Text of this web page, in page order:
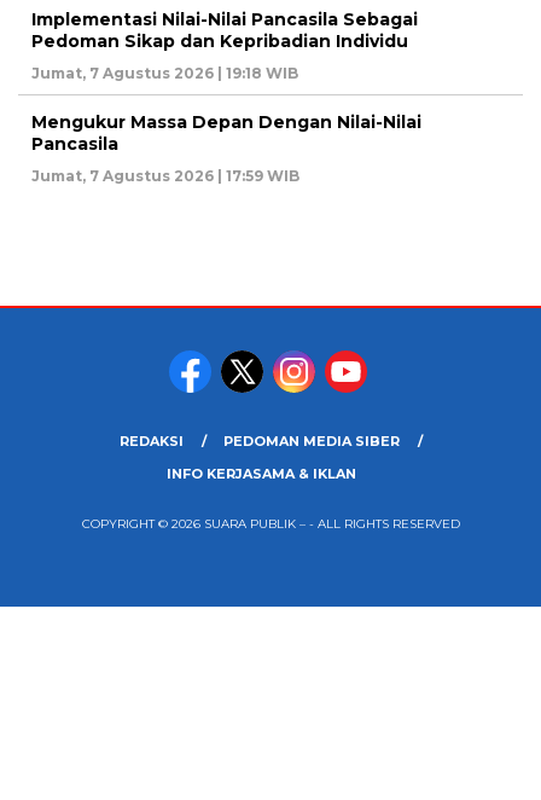
Implementasi Nilai-Nilai Pancasila Sebagai
Pedoman Sikap dan Kepribadian Individu
Jumat, 7 Agustus 2026 | 19:18 WIB
Mengukur Massa Depan Dengan Nilai-Nilai
Pancasila
Jumat, 7 Agustus 2026 | 17:59 WIB
REDAKSI
PEDOMAN MEDIA SIBER
INFO KERJASAMA & IKLAN
COPYRIGHT © 2026 SUARA PUBLIK – - ALL RIGHTS RESERVED